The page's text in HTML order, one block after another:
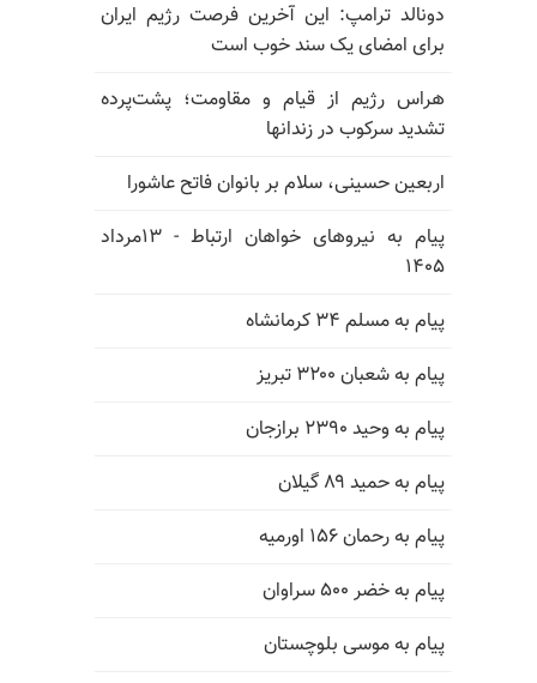
دونالد ترامپ: این آخرین فرصت رژیم ایران
برای امضای یک سند خوب است
هراس رژیم از قیام و مقاومت؛ پشت‌پرده
تشدید سرکوب در زندانها
اربعین حسینی، سلام بر بانوان فاتح عاشورا
پیام به نیروهای خواهان ارتباط - ۱۳مرداد
۱۴۰۵
پیام به مسلم ۳۴ کرمانشاه
پیام به شعبان ۳۲۰۰ تبریز
پیام به وحید ۲۳۹۰ برازجان
پیام به حمید ۸۹ گیلان
پیام به رحمان ۱۵۶ اورمیه
پیام به خضر ۵۰۰ سراوان
پیام به موسی بلوچستان